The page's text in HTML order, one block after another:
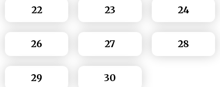
22 23 24
26 27 28
29 30